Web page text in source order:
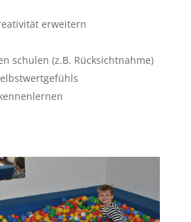
erweitern
schulen (z.B. Rücksichtnahme)